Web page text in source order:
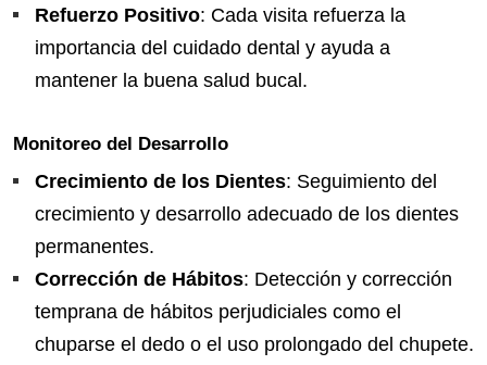
Refuerzo Positivo: Cada visita refuerza la
importancia del cuidado dental y ayuda a
mantener la buena salud bucal.
Monitoreo del Desarrollo
Crecimiento de los Dientes: Seguimiento del
crecimiento y desarrollo adecuado de los dientes
permanentes.
Corrección de Hábitos: Detección y corrección
temprana de hábitos perjudiciales como el
chuparse el dedo o el uso prolongado del chupete.